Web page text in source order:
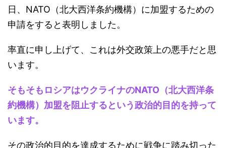
日、NATO（北大西洋条約機構）に加盟するための
申請をすると表明しました。
率直に申し上げて、これは外交政策上の悪手だと思
います。
そもそもロシアはウクライナのNATO（北大西洋条
約機構）加盟を阻止するという政治的目的を持って
います。
その政治的目的を達成するために戦争に踏み切った